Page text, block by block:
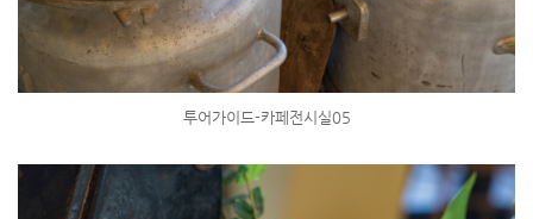
투어가이드-카페전시실05